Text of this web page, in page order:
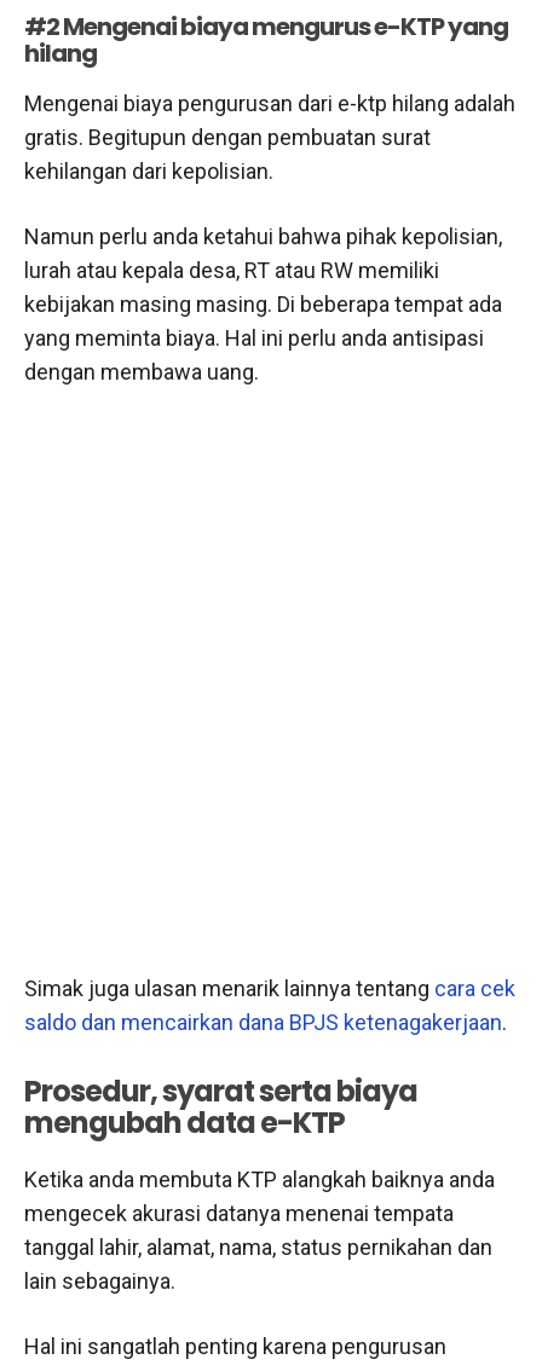
#2 Mengenai biaya mengurus e-KTP yang
hilang
Mengenai biaya pengurusan dari e-ktp hilang adalah
gratis. Begitupun dengan pembuatan surat
kehilangan dari kepolisian.
Namun perlu anda ketahui bahwa pihak kepolisian,
lurah atau kepala desa, RT atau RW memiliki
kebijakan masing masing. Di beberapa tempat ada
yang meminta biaya. Hal ini perlu anda antisipasi
dengan membawa uang.
Simak juga ulasan menarik lainnya tentang cara cek
saldo dan mencairkan dana BPJS ketenagakerjaan.
Prosedur, syarat serta biaya
mengubah data e-KTP
Ketika anda membuta KTP alangkah baiknya anda
mengecek akurasi datanya menenai tempata
tanggal lahir, alamat, nama, status pernikahan dan
lain sebagainya.
Hal ini sangatlah penting karena pengurusan